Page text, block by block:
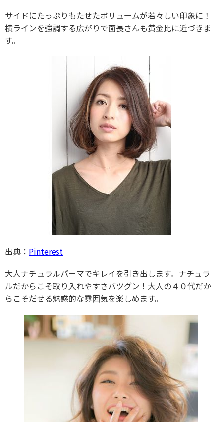
サイドにたっぷりもたせたボリュームが若々しい印象に！
横ラインを強調する広がりで面長さんも黄金比に近づきま
す。
出典： Pinterest
大人ナチュラルパーマでキレイを引き出します。ナチュラ
ルだからこそ取り入れやすさバツグン！大人の４０代だか
らこそだせる魅惑的な雰囲気を楽しめます。